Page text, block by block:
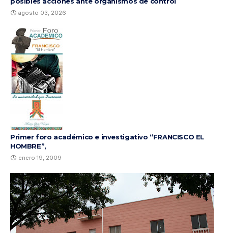
agosto 03, 2026
Primer foro académico e investigativo “FRANCISCO EL
HOMBRE”,
enero 19, 2009